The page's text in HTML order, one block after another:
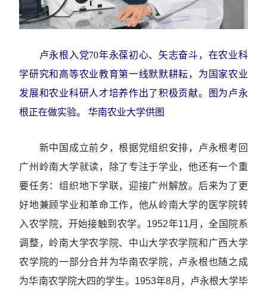
卢永根入党70年永葆初心、矢志奋斗，在农业科
学研究和高等农业教育第一线默默耕耘，为国家农业
发展和农业科研人才培养作出了积极贡献。图为卢永
根正在做实验。 华南农业大学供图
新中国成立前夕，根据党组织安排，卢永根考回
广州岭南大学就读，除了专注于学业，他还有一个重
要任务：组织地下学联，迎接广州解放。后来为了更
好地兼顾学业和革命工作，他从岭南大学的医学院转
入农学院，开始接触到农学。1952年11月，全国院系
调整，岭南大学农学院、中山大学农学院和广西大学
农学院的一部分合并为华南农学院，卢永根也随之成
为华南农学院大四的学生。1953年8月，卢永根大学毕